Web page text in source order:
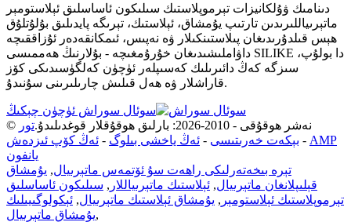
دىنامىك ۋۇلكانيزات تېرموپلاستىك سىلىكون ئاساسلىق ئېلاستومېر
ماتېرىياللىرىدىن تارتىپ يۇمشاق، ئېلاستىك، تېرىگە پايدىلىق بۇلۇتلۇق
ھېس قىلدۇرىدىغان پىلاستىنكىلار ۋە نەپىس، ئىمكانقەدەر ئۇزاققىچە
داۋاملىشىدىغان خۇرۇمغىچە - بۇلارنىڭ ھەممىسى SILIKE دا بولۇپ،
سىزگە كەڭ دائىرىلىك كەسىپلەر ئۈچۈن كەلگۈسىدىكى كۆز
قاراشلار ۋە ھەل قىلىش چارىلىرىنى سۇنىدۇ.
سوئال سوراش ئۈچۈن چېكىڭ
© نەشر ھوقۇقى - 2010-2026: بارلىق ھوقۇقلار قوغدىلىدۇ.
تور
بېكەت خەرىتىسى - ئەڭ ياخشى بىلوگ - ئەڭ كۆپ ئىزدەش - AMP
يانفون
تېرە بىخەتەرلىكى راھەت سۇ ئۆتمەس ماتېرىيال, يۇمشاق
قېلىپلانغان ماتېرىيال, ئېلاستىك ماتېرىياللار , سىلىكون ئاساسلىق
تېرموپلاستىك ئېلاستومېر , يۇمشاق ئېلاستىك ماتېرىيال, ئېكولوگىيىلىك
يۇمشاق ماتېرىيال,